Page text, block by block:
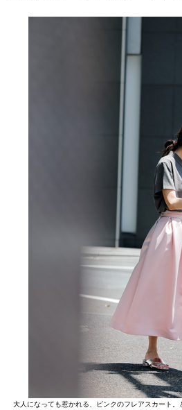
大人になっても惹かれる、ピンクのフレアスカート